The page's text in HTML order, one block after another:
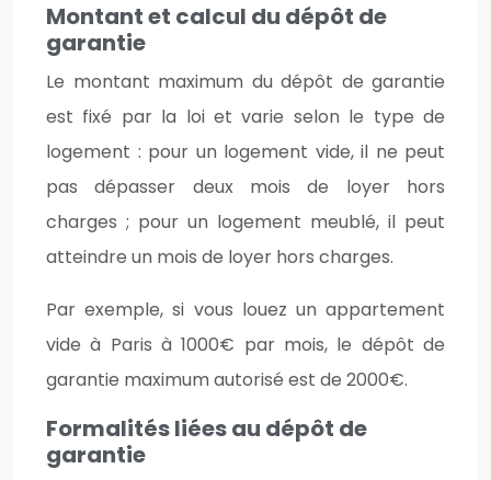
Montant et calcul du dépôt de
garantie
Le montant maximum du dépôt de garantie
est fixé par la loi et varie selon le type de
logement : pour un logement vide, il ne peut
pas dépasser deux mois de loyer hors
charges ; pour un logement meublé, il peut
atteindre un mois de loyer hors charges.
Par exemple, si vous louez un appartement
vide à Paris à 1000€ par mois, le dépôt de
garantie maximum autorisé est de 2000€.
Formalités liées au dépôt de
garantie